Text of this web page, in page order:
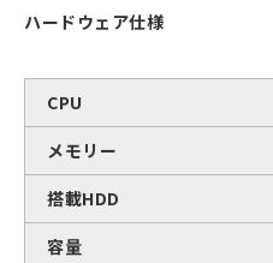
ハードウェア仕様
CPU
メモリー
搭載HDD
容量